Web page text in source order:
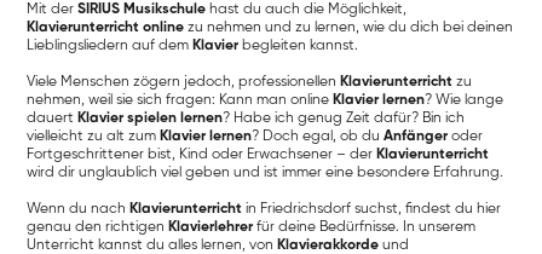
Mit derSIRIUS Musikschule hast du auch die Möglichkeit,
Klavierunterricht online zu nehmen und zu lernen, wie du dich bei deinen
Lieblingsliedern auf dem Klavier begleiten kannst.
Viele Menschen zögern jedoch, professionellen Klavierunterricht zu
nehmen, weil sie sich fragen: Kann man online Klavier lernen? Wie lange
dauert Klavier spielen lernen? Habe ich genug Zeit dafür? Bin ich
vielleicht zu alt zum Klavier lernen? Doch egal, ob duAnfänger oder
Fortgeschrittener bist, Kind oder Erwachsener – der Klavierunterricht
wird dir unglaublich viel geben und ist immer eine besondere Erfahrung.
Wenn du nach Klavierunterricht in Friedrichsdorf suchst, findest du hier
genau den richtigen Klavierlehrer für deine Bedürfnisse. In unserem
Unterricht kannst du alles lernen, von Klavierakkorde und